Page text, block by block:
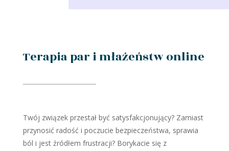
Terapia par i młażeństw online
Twój związek przestał być satysfakcjonujący? Zamiast
przynosić radość i poczucie bezpieczeństwa, sprawia
ból i jest źródłem frustracji? Borykacie się z